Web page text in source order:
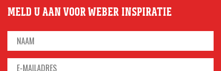
MELD U AAN VOOR WEBER INSPIRATIE